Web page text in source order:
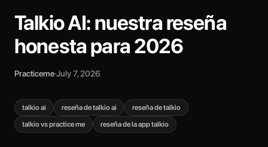
Talkio AI: nuestra reseña
honesta para 2026
Practiceme·July 7, 2026
talkio ai reseña de talkio ai
reseña de talkio
talkio vs practice me
reseña de la app talkio